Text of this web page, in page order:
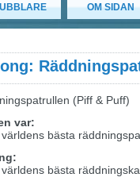
OM SIDAN
(Piff & Puff)
var:
bästa
bästa